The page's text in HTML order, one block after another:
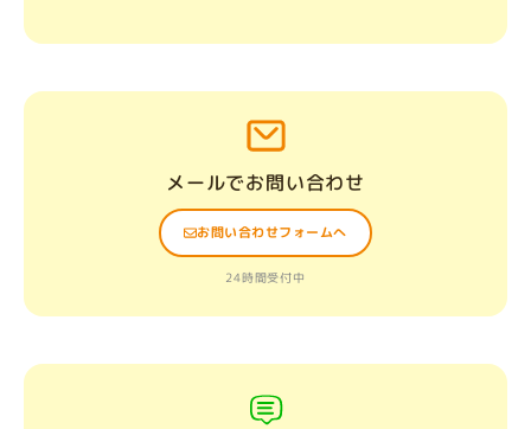
メールでお問い合わせ
お問い合わせフォームへ
24時間受付中